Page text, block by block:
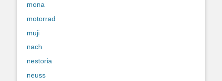
mona
motorrad
muji
nach
nestoria
neuss